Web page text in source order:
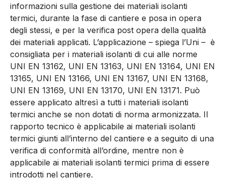
informazioni sulla gestione dei materiali isolanti
termici, durante la fase di cantiere e posa in opera
degli stessi, e per la verifica post opera della qualità
dei materiali applicati. L’applicazione – spiega l’Uni – è
consigliata per i materiali isolanti di cui alle norme
UNI EN 13162, UNI EN 13163, UNI EN 13164, UNI EN
13165, UNI EN 13166, UNI EN 13167, UNI EN 13168,
UNI EN 13169, UNI EN 13170, UNI EN 13171. Può
essere applicato altresì a tutti i materiali isolanti
termici anche se non dotati di norma armonizzata. Il
rapporto tecnico è applicabile ai materiali isolanti
termici giunti all’interno del cantiere e a seguito di una
verifica di conformità all’ordine, mentre non è
applicabile ai materiali isolanti termici prima di essere
introdotti nel cantiere.